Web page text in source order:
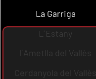
La Garriga
L´Estany
l´Ametlla del Vallès
Cerdanyola del Vallès